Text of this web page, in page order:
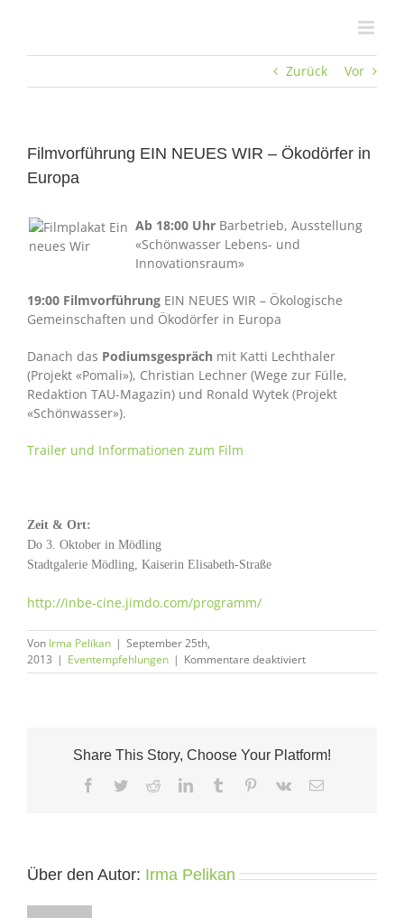
Zurück
Vor
Filmvorführung EIN NEUES WIR – Ökodörfer in
Europa
Ab 18:00 Uhr Barbetrieb, Ausstellung
«Schönwasser Lebens- und
Innovationsraum»
19:00 Filmvorführung EIN NEUES WIR – Ökologische
Gemeinschaften und Ökodörfer in Europa
Danach das Podiumsgespräch mit Katti Lechthaler
(Projekt «Pomali»), Christian Lechner (Wege zur Fülle,
Redaktion TAU-Magazin) und Ronald Wytek (Projekt
«Schönwasser»).
Trailer und Informationen zum Film
Zeit & Ort:
Do 3. Oktober in Mödling
Stadtgalerie Mödling, Kaiserin Elisabeth-Straße
http://inbe-cine.jimdo.com/programm/
Von Irma Pelikan | September 25th,
2013 | Eventempfehlungen | Kommentare deaktiviertfür
Filmvorführung
Ökodörfer
Europa
Share This Story, Choose Your Platform!
Facebook
TwitterRedditLinkedInTumblr Pinterest
Vk
E-
Über den Autor: Irma Pelikan